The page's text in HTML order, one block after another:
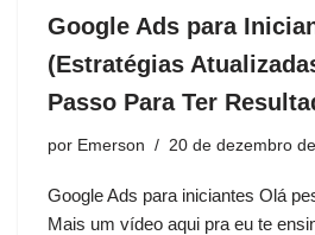
Google Ads para
(Estratégias
Passo Para Ter
por Emerson 20 de dezembro
Google Ads para iniciantes Olá
Mais um vídeo aqui pra eu te